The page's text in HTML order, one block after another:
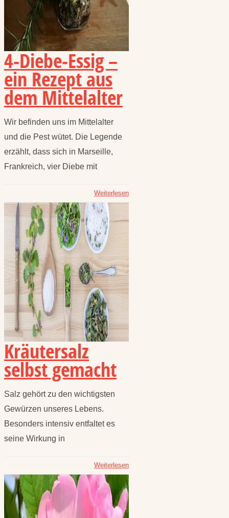
4-Diebe-Essig –
ein Rezept aus
dem Mittelalter
Wir befinden uns im Mittelalter
und die Pest wütet. Die Legende
erzählt, dass sich in Marseille,
Frankreich, vier Diebe mit
Weiterlesen
Kräutersalz
selbst gemacht
Salz gehört zu den wichtigsten
Gewürzen unseres Lebens.
Besonders intensiv entfaltet es
seine Wirkung in
Weiterlesen